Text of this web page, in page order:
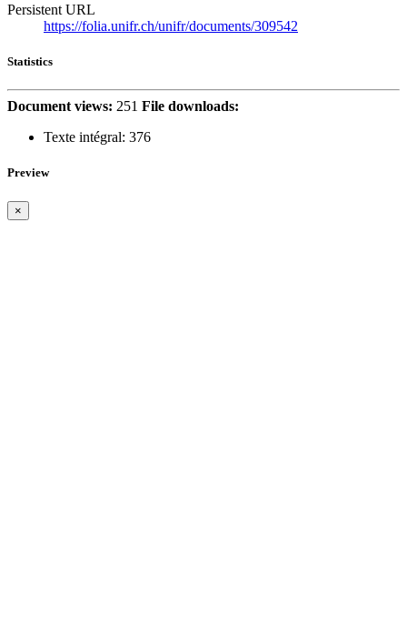
Persistent URL
https://folia.unifr.ch/unifr/documents/309542
Statistics
Document views: 251 File downloads:
Texte intégral: 376
Preview
×